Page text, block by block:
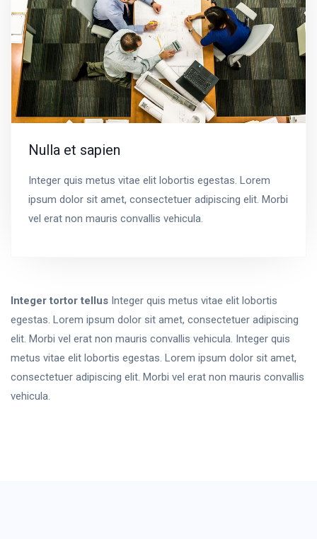
Nulla et sapien
Integer quis metus vitae elit lobortis egestas. Lorem
ipsum dolor sit amet, consectetuer adipiscing elit. Morbi
vel erat non mauris convallis vehicula.
Integer tortor tellus Integer quis metus vitae elit lobortis
egestas. Lorem ipsum dolor sit amet, consectetuer adipiscing
elit. Morbi vel erat non mauris convallis vehicula. Integer quis
metus vitae elit lobortis egestas. Lorem ipsum dolor sit amet,
consectetuer adipiscing elit. Morbi vel erat non mauris convallis
vehicula.